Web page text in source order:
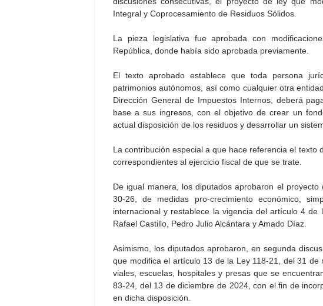
Integral y Coprocesamiento de Residuos Sólidos.
La pieza legislativa fue aprobada con
República, donde había sido aprobada previamente.
El texto aprobado establece que toda persona
patrimonios autónomos, así como cualquier otra
Dirección General de Impuestos Internos, deberá
base a sus ingresos, con el objetivo de crear un
actual disposición de los residuos y desarrollar un
La contribución especial a que hace referencia el texto
correspondientes al ejercicio fiscal de que se trate.
De igual manera, los diputados aprobaron el
30-26, de medidas pro-crecimiento económico,
internacional y restablece la vigencia del artículo 4
Rafael Castillo, Pedro Julio Alcántara y Amado Díaz.
Asimismo, los diputados aprobaron, en segunda
que modifica el artículo 13 de la Ley 118-21, del 31
viales, escuelas, hospitales y presas que se
83-24, del 13 de diciembre de 2024, con el fin de
en dicha disposición.